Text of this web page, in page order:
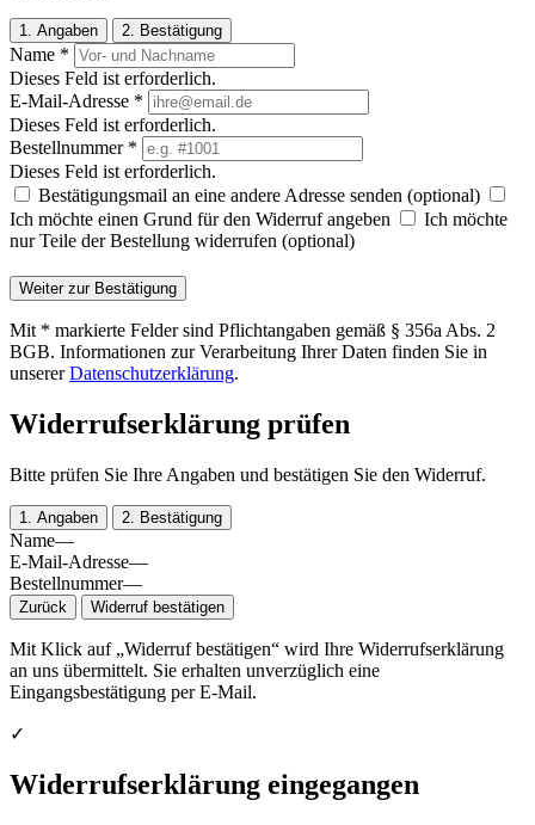
1. Angaben 2. Bestätigung
Name *
Dieses Feld ist erforderlich.
E-Mail-Adresse *
Dieses Feld ist erforderlich.
Bestellnummer *
Dieses Feld ist erforderlich.
Bestätigungsmail an eine andere Adresse senden (optional)
Ich möchte einen Grund für den Widerruf angeben
Ich möchte
nur Teile der Bestellung widerrufen (optional)
Weiter zur Bestätigung
Mit * markierte Felder sind Pflichtangaben gemäß § 356a Abs. 2
BGB. Informationen zur Verarbeitung Ihrer Daten finden Sie in
unsererDatenschutzerklärung.
Widerrufserklärung prüfen
Bitte prüfen Sie Ihre Angaben und bestätigen Sie den Widerruf.
1. Angaben 2. Bestätigung
Name—
E-Mail-Adresse—
Bestellnummer—
Zurück Widerruf bestätigen
Mit Klick auf „Widerruf bestätigen“ wird Ihre Widerrufserklärung
an uns übermittelt. Sie erhalten unverzüglich eine
Eingangsbestätigung per E-Mail.
✓
Widerrufserklärung eingegangen